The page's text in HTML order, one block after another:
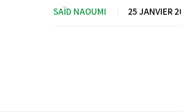
SAÏD NAOUMI 25 JANVIER